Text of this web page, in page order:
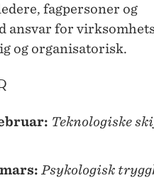
fagpersoner og
ansvar for
og organisatorisk.
Teknologiske
Psykologisk